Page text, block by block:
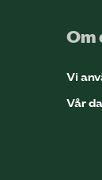
Om
Vi
Vår